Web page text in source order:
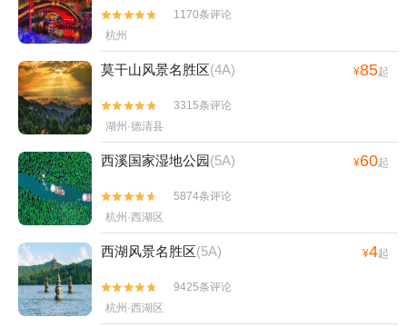


1170条评论
杭州
莫干山风景名胜区(4A) ¥85起


3315条评论
湖州·德清县
西溪国家湿地公园(5A) ¥60起


5874条评论
杭州·西湖区
西湖风景名胜区(5A) ¥4起


9425条评论
杭州·西湖区